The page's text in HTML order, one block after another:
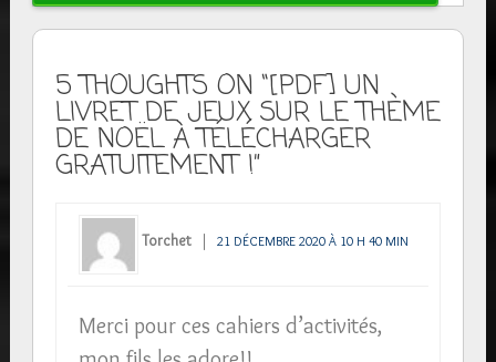
5 THOUGHTS ON “[PDF] UN
LIVRET DE JEUX SUR LE THÈME
DE NOËL À TÉLÉCHARGER
GRATUITEMENT !”
Torchet 21 DÉCEMBRE 2020 À 10 H 40 MIN
Merci pour ces cahiers d’activités,